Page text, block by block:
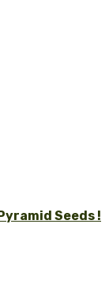
Seeds !